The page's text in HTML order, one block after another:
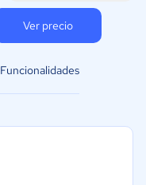
Ver precio
Funcionalidades